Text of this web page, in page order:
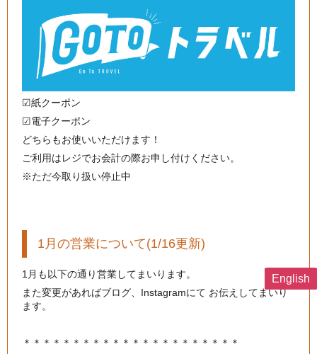
☑︎紙クーポン
☑︎電子クーポン
どちらもお使いいただけます！
ご利用はレジでお会計の際お申し付けください。
※ただ今取り扱い停止中
1月の営業について(1/16更新)
1月も以下の通り営業してまいります。
また変更があればブログ、Instagramにて お伝えしてまいり
ます。
＊＊＊＊＊＊＊＊＊＊＊＊＊＊＊＊＊＊＊＊＊＊
English